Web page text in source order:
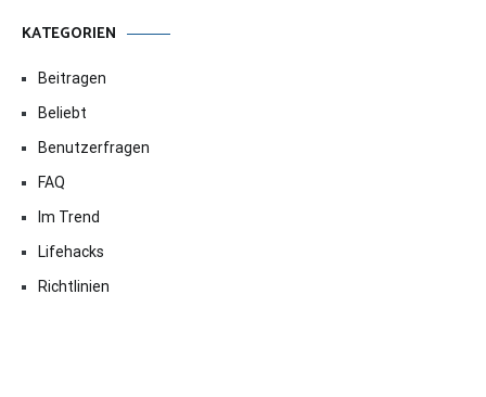
KATEGORIEN
Beitragen
Beliebt
Benutzerfragen
FAQ
Im Trend
Lifehacks
Richtlinien